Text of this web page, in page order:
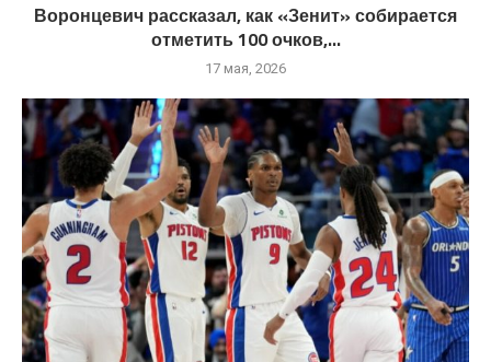
Воронцевич рассказал, как «Зенит» собирается
отметить 100 очков,...
17 мая, 2026